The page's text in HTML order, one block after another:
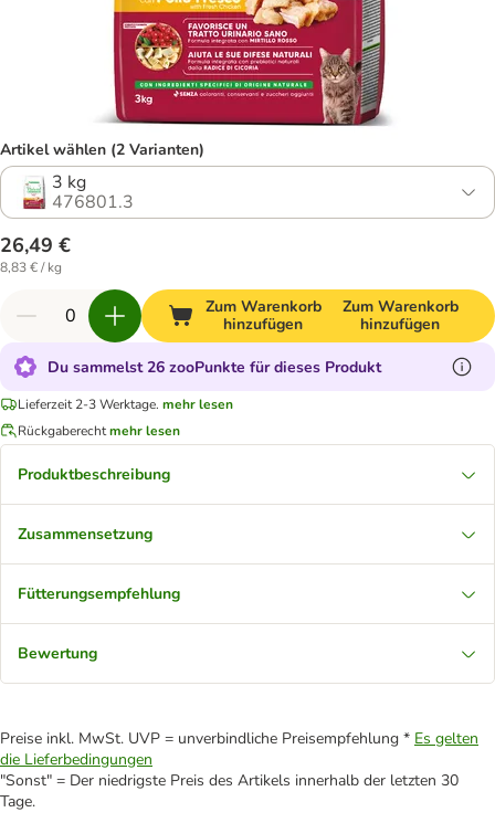
Artikel wählen (2 Varianten)
3 kg
476801.3
26,49 €
8,83 € / kg
Zum Warenkorb
hinzufügen
Zum Warenkorb
hinzufügen
Du sammelst 26 zooPunkte für dieses Produkt
Lieferzeit 2-3 Werktage. mehr lesen
Rückgaberechtmehr lesen
Produktbeschreibung
Zusammensetzung
Fütterungsempfehlung
Bewertung
Preise inkl. MwSt. UVP = unverbindliche Preisempfehlung * Es gelten
die Lieferbedingungen
"Sonst" = Der niedrigste Preis des Artikels innerhalb der letzten 30
Tage.